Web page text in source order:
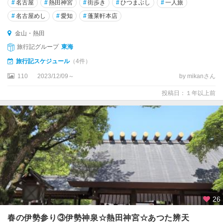
美
半
島
蒲
郡
吉
・
西
浦
・
篠
島
知
多
半
島
・
#名古屋 #熱田神宮 #街歩き #ひつまぶし #一人旅
#名古屋めし #愛知 #蓬莱軒本店
金山・熱田
旅行記グループ 東海
旅行記スケジュール（4件）
110 2023/12/09～ by mikanさん
投稿日：１年以上前
26
春の伊勢参り③伊勢神泉☆熱田神宮☆あつた辨天